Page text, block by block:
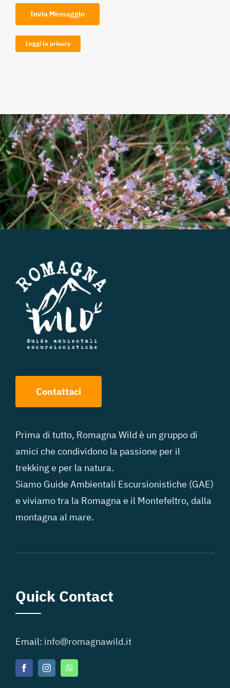
Invia Messaggio
Leggi la privacy
Contattaci
Prima di tutto, Romagna Wild è un gruppo di
amici che condividono la passione per il
trekking e per la natura.
Siamo Guide Ambientali Escursionistiche (GAE)
e viviamo tra la Romagna e il Montefeltro, dalla
montagna al mare.
Quick Contact
Email: info@romagnawild.it